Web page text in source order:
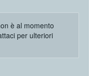
è al momento
per ulteriori